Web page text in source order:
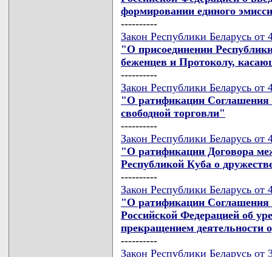
формировании единого
----------
Закон Республики Беларусь
"О присоединении
беженцев и Протоколу,
----------
Закон Республики Беларусь от
"О ратификации Соглашения
свободной торговли"
----------
Закон Республики Беларусь от
"О ратификации Договора
Республикой Куба о
----------
Закон Республики Беларусь от
"О ратификации Соглашения
Российской Федерацией об
прекращением деятельности
----------
Закон Республики Беларусь от